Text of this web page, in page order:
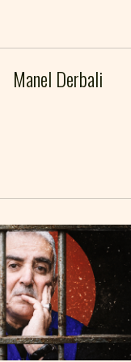
Manel Derbali